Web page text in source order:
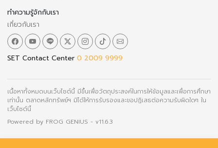
ทำความรู้จักกับเรา
เกี่ยวกับเรา
SET Contact Center 0 2009 9999
เนื้อหาทั้งหมดบนเว็บไซต์นี้ มีขึ้นเพื่อวัตถุประสงค์ในการให้ข้อมูลและเพื่อการศึกษา
เท่านั้น ตลาดหลักทรัพย์ฯ มิได้ให้การรับรองและขอปฏิเสธต่อความรับผิดใดๆ ใน
เว็บไซต์นี้
Powered by FROG GENIUS - v11.6.3